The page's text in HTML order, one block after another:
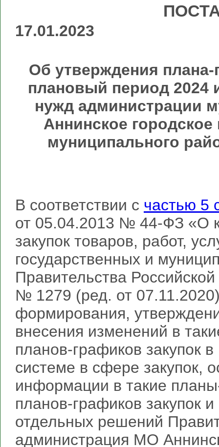
Об утверждения плана-
плановый период 2024
нужд администрации
Аннинское
муниципального
В соответствии с частью 5
от 05.04.2013 № 44-ФЗ «О
закупок товаров, работ,
государственных и
Правительства
№ 1279 (ред. от
формирования,
внесения изменений в
планов-графиков закупок
системе в сфере закупок,
информации в такие
планов-графиков закупок
отдельных решений
администрация МО